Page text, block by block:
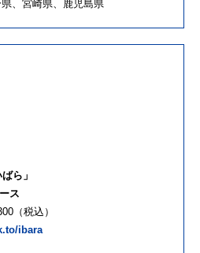
、宮崎県、鹿児島県
ばら」
ス
（税込）
ibara